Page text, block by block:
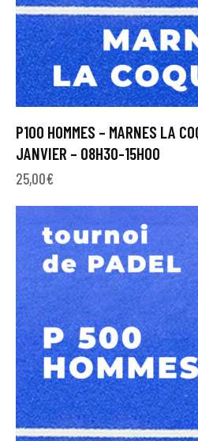
P100 HOMMES – MARNES LA
JANVIER – 08H30-15H00
25,00€